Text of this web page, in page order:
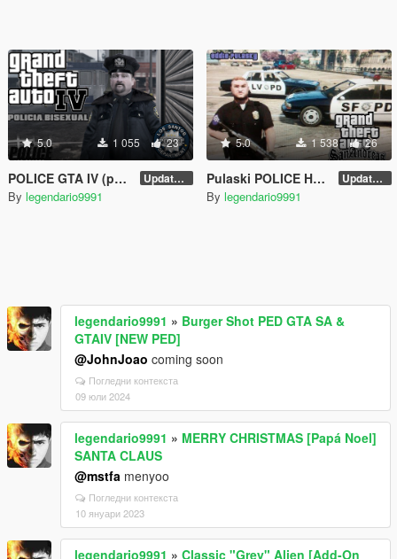
5.0 1 055 23
POLICE GTA IV (policia bisexual) Update V1
By legendario9991
5.0 1 538 26
Pulaski POLICE HD (GTA SA) Update V1
By legendario9991
legendario9991 » Burger Shot PED GTA SA &
GTAIV [NEW PED]
@JohnJoao coming soon
Погледни контекста
09 юли 2024
legendario9991 » MERRY CHRISTMAS [Papá Noel]
SANTA CLAUS
@mstfa menyoo
Погледни контекста
10 януари 2023
legendario9991 » Classic "Grey" Alien [Add-On